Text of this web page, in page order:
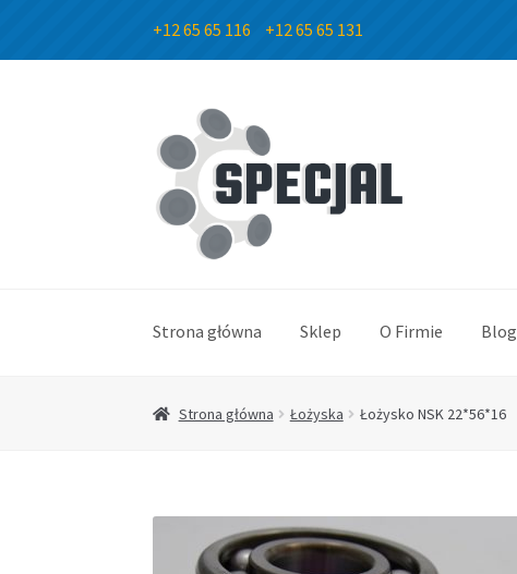
+12 65 65 116 +12 65 65 131
Przejdź
do
nawigacji
Przejdź
do
treści
Strona główna Sklep O Firmie Blog
Strona główna Łożyska Łożysko NSK 22*56*16